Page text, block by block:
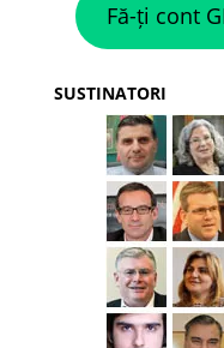
Fă-ți cont
SUSTINATORI